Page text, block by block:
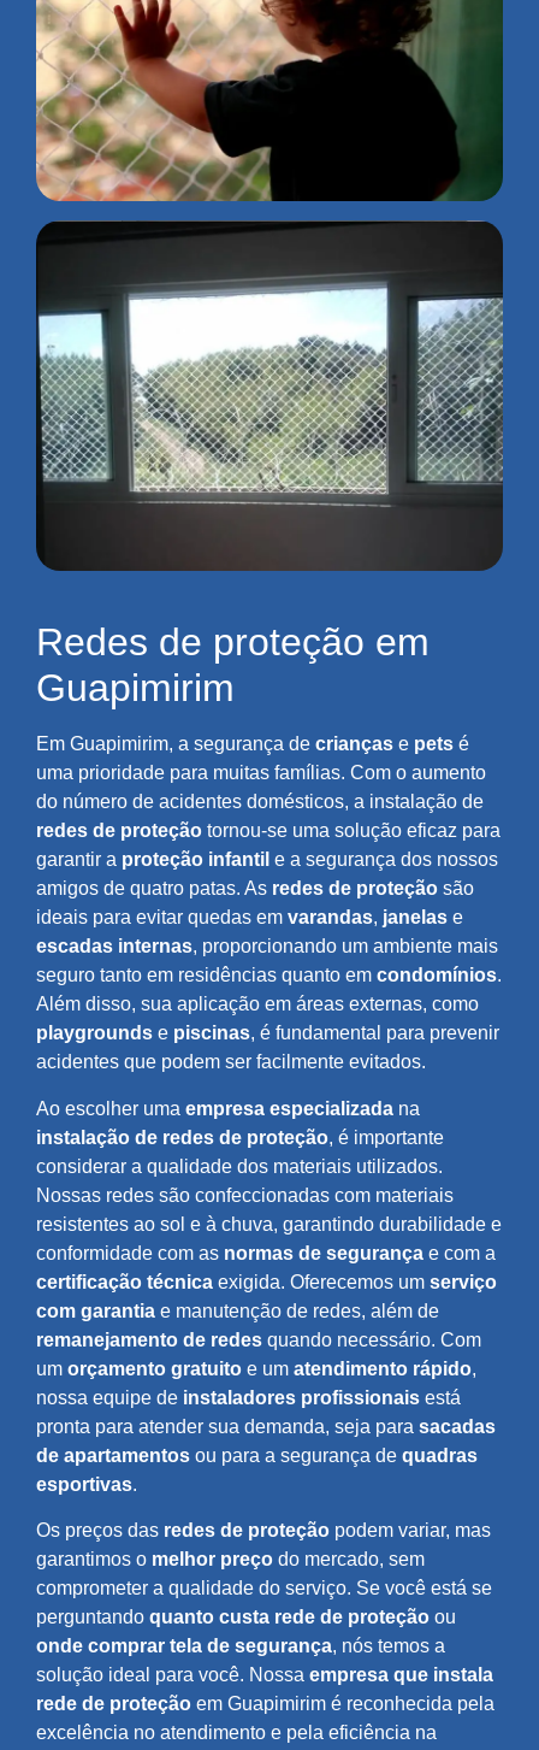
Redes de proteção em
Guapimirim
Em Guapimirim, a segurança de crianças e pets é
uma prioridade para muitas famílias. Com o aumento
do número de acidentes domésticos, a instalação de
redes de proteção tornou-se uma solução eficaz para
garantir a proteção infantil e a segurança dos nossos
amigos de quatro patas. As redes de proteção são
ideais para evitar quedas em varandas, janelas e
escadas internas, proporcionando um ambiente mais
seguro tanto em residências quanto em condomínios.
Além disso, sua aplicação em áreas externas, como
playgrounds e piscinas, é fundamental para prevenir
acidentes que podem ser facilmente evitados.
Ao escolher uma empresa especializada na
instalação de redes de proteção, é importante
considerar a qualidade dos materiais utilizados.
Nossas redes são confeccionadas com materiais
resistentes ao sol e à chuva, garantindo durabilidade e
conformidade com as normas de segurança e com a
certificação técnica exigida. Oferecemos um serviço
com garantia e manutenção de redes, além de
remanejamento de redes quando necessário. Com
um orçamento gratuito e um atendimento rápido,
nossa equipe de instaladores profissionais está
pronta para atender sua demanda, seja para sacadas
de apartamentos ou para a segurança de quadras
esportivas.
Os preços das redes de proteção podem variar, mas
garantimos o melhor preço do mercado, sem
comprometer a qualidade do serviço. Se você está se
perguntando quanto custa rede de proteção ou
onde comprar tela de segurança, nós temos a
solução ideal para você. Nossa empresa que instala
rede de proteção em Guapimirim é reconhecida pela
excelência no atendimento e pela eficiência na